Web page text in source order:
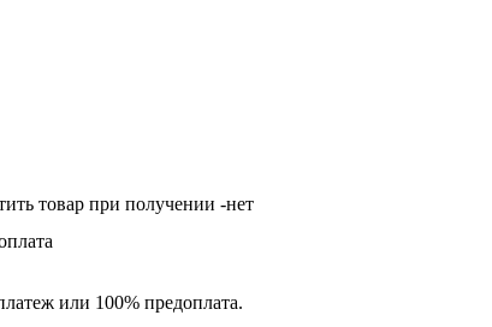
товар при получении -нет
или 100% предоплата.